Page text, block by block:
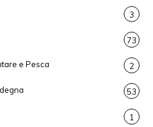
3
73
e Pesca 2
53
1